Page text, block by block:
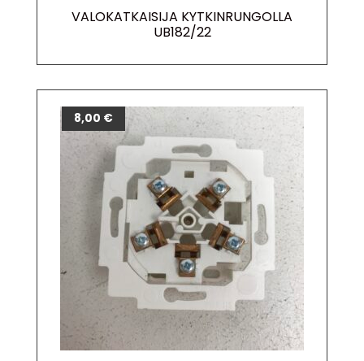
VALOKATKAISIJA KYTKINRUNGOLLA
UB182/22
8,00 €